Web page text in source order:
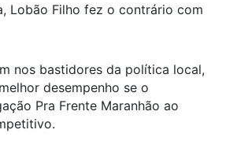
Lobão Filho fez o contrário com
nos bastidores da política local,
desempenho se o
Pra Frente Maranhão ao